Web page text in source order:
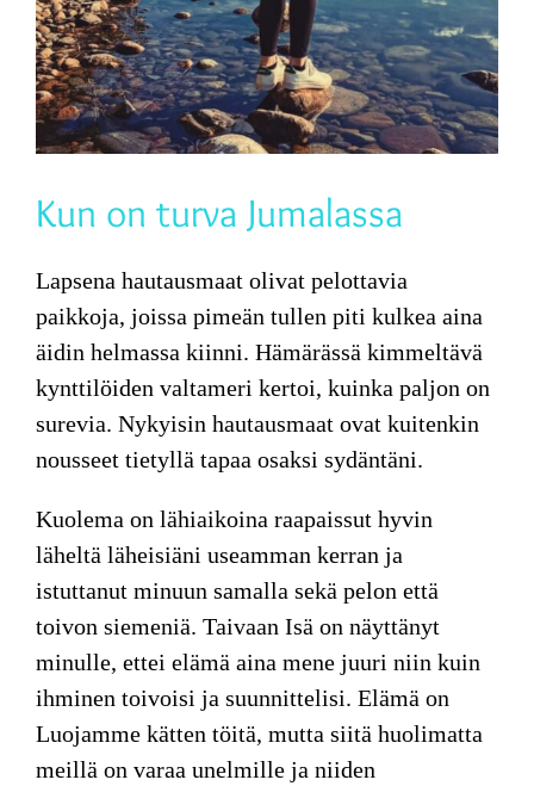
Kun on turva Jumalassa
Lapsena hautausmaat olivat pelottavia
paikkoja, joissa pimeän tullen piti kulkea aina
äidin helmassa kiinni. Hämärässä kimmeltävä
kynttilöiden valtameri kertoi, kuinka paljon on
surevia. Nykyisin hautausmaat ovat kuitenkin
nousseet tietyllä tapaa osaksi sydäntäni.
Kuolema on lähiaikoina raapaissut hyvin
läheltä läheisiäni useamman kerran ja
istuttanut minuun samalla sekä pelon että
toivon siemeniä. Taivaan Isä on näyttänyt
minulle, ettei elämä aina mene juuri niin kuin
ihminen toivoisi ja suunnittelisi. Elämä on
Luojamme kätten töitä, mutta siitä huolimatta
meillä on varaa unelmille ja niiden